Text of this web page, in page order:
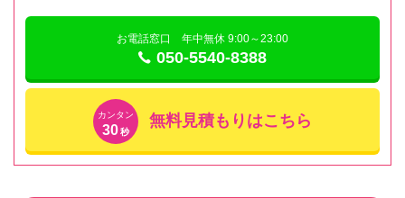
お電話窓口 年中無休 9:00～23:00
050-5540-8388
カンタン
30秒
無料見積もりはこちら